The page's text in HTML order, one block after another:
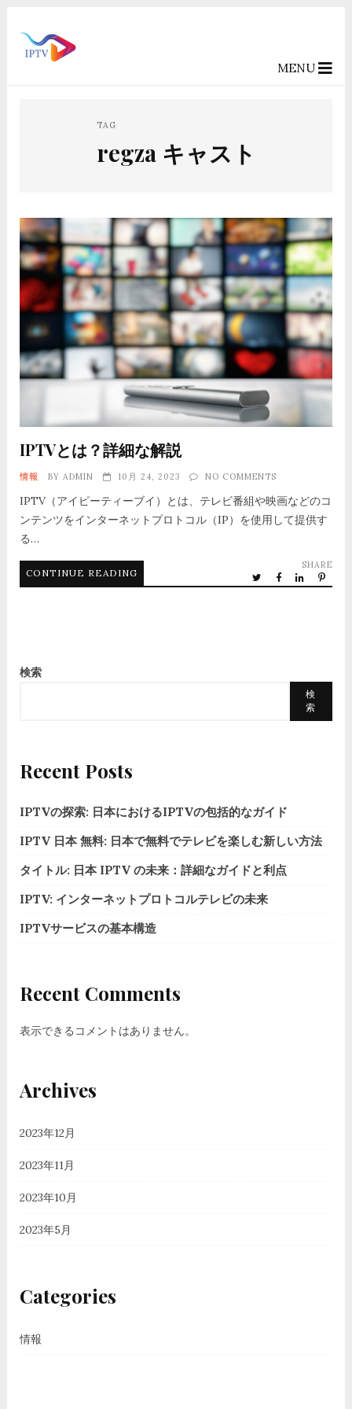
MENU
TAG
regza キャスト
IPTVとは？詳細な解説
情報 BY ADMIN 10月 24, 2023 NO COMMENTS
IPTV（アイピーティーブイ）とは、テレビ番組や映画などのコ
ンテンツをインターネットプロトコル（IP）を使用して提供す
る…
CONTINUE READING
SHARE
検索
検
索
Recent Posts
IPTVの探索: 日本におけるIPTVの包括的なガイド
IPTV 日本 無料: 日本で無料でテレビを楽しむ新しい方法
タイトル: 日本 IPTV の未来：詳細なガイドと利点
IPTV: インターネットプロトコルテレビの未来
IPTVサービスの基本構造
Recent Comments
表示できるコメントはありません。
Archives
2023年12月
2023年11月
2023年10月
2023年5月
Categories
情報